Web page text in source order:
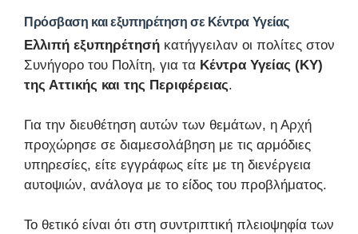
Πρόσβαση και εξυπηρέτηση σε Κέντρα Υγείας
Ελλιπή εξυπηρέτησή κατήγγειλαν οι πολίτες στον
Συνήγορο του Πολίτη, για τα Κέντρα Υγείας (ΚΥ)
της Αττικής και της Περιφέρειας.
Για την διευθέτηση αυτών των θεμάτων, η Αρχή
προχώρησε σε διαμεσολάβηση με τις αρμόδιες
υπηρεσίες, είτε εγγράφως είτε με τη διενέργεια
αυτοψιών, ανάλογα με το είδος του προβλήματος.
Το θετικό είναι ότι στη συντριπτική πλειοψηφία των